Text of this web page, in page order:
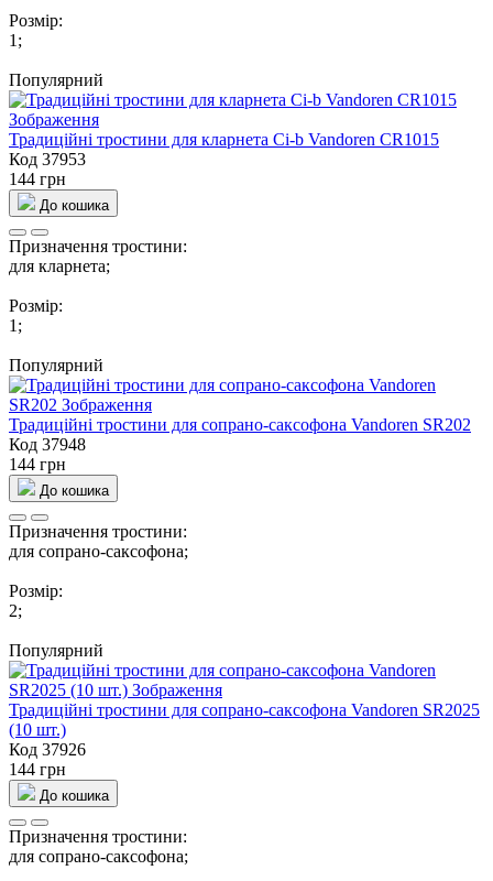
Розмір:
1;
Популярний
Традицiйнi тростини для кларнета Сі-b Vandoren CR1015
Код 37953
144 грн
До кошика
Призначення тростини:
для кларнета;
Розмір:
1;
Популярний
Традиційні тростини для сопрано-саксофона Vandoren SR202
Код 37948
144 грн
До кошика
Призначення тростини:
для сопрано-саксофона;
Розмір:
2;
Популярний
Традиційні тростини для сопрано-саксофона Vandoren SR2025
(10 шт.)
Код 37926
144 грн
До кошика
Призначення тростини:
для сопрано-саксофона;